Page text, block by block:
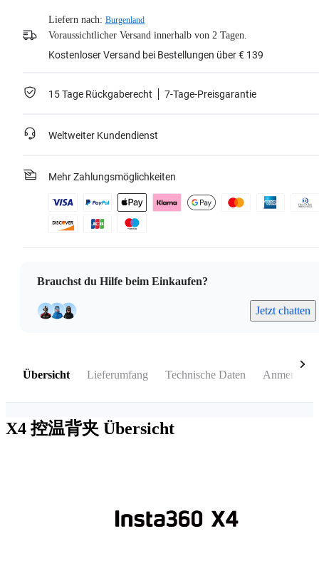
Liefern nach: Burgenland
Voraussichtlicher Versand innerhalb von 2 Tagen.
Kostenloser Versand bei Bestellungen über € 139
15 Tage Rückgaberecht 7-Tage-Preisgarantie
Weltweiter Kundendienst
Mehr Zahlungsmöglichkeiten
Brauchst du Hilfe beim Einkaufen?
Jetzt chatten
Übersicht Lieferumfang Technische Daten
X4 控温背夹 Übersicht